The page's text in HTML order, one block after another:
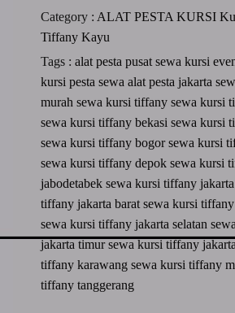
Category : ALAT PESTAKURSI
Tiffany Kayu
Tags : alat pestapusat sewa kursi
kursi pestasewa alat pesta jakarta
murahsewa kursi tiffanysewa kursi
sewa kursi tiffany bekasisewa kursi
sewa kursi tiffany bogorsewa kursi
sewa kursi tiffany depoksewa kursi
jabodetabeksewa kursi tiffany
tiffany jakarta baratsewa kursi
sewa kursi tiffany jakarta selatan
jakarta timursewa kursi tiffany
tiffany karawangsewa kursi tiffany
tiffany tanggerang